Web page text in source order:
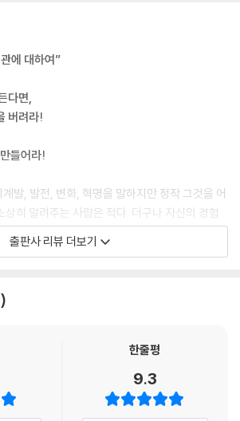
에 대하여”
다면,
버려라!
들어라!
발, 발전, 변화, 혁명을 말하지만 정작 그것을 어
상히 알려주는 사람은 적다. 더구나 자신의 경험
화의 세계로 이끌어주는 책은 더욱 적다.
작은 습관 혁명을 이루어냈다.
시작해야 할지 모르는 사람들이라면 이 책을 우선
긍정으로 무장하라
출판사 리뷰 더보기
한줄평
9.3